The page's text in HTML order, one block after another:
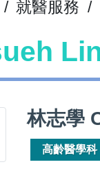
/ 就醫服務 /
林志學
高齡醫學科